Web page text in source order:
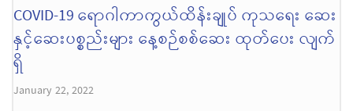
COVID-19 ရောဂါကာကွယ်ထိန်းချုပ် ကုသရေး ဆေး
နှင့်ဆေးပစ္စည်းများ နေ့စဉ်စစ်ဆေး ထုတ်ပေး လျက်
ရှိ
January 22, 2022